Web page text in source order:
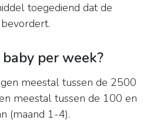
toegediend dat de
bevordert.
per week?
meestal tussen de 2500
meestal tussen de 100 en
(maand 1-4).